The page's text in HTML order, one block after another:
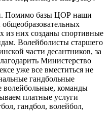
Помимо базы ЦОР наши
из них созданы спортивные
Волейболисты старшего
части десантников, за
Министерство
уже все вместиться не
гандбольные
волейбольные, команды
платные услуги
гандбол, волейбол,